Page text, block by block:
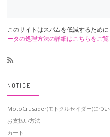
このサイトはスパムを低減するために
ータの処理方法の詳細はこちらをご
NOTICE
MotoCrusader(モトクルセイダー)につい
お支払い方法
カート